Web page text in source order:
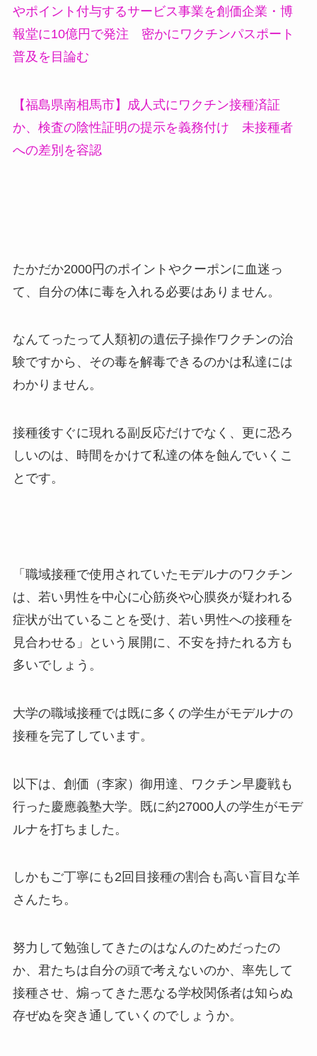
やポイント付与するサービス事業を創価企業・博
報堂に10億円で発注 密かにワクチンパスポート
普及を目論む
【福島県南相馬市】成人式にワクチン接種済証
か、検査の陰性証明の提示を義務付け 未接種者
への差別を容認
たかだか2000円のポイントやクーポンに血迷っ
て、自分の体に毒を入れる必要はありません。
なんてったって人類初の遺伝子操作ワクチンの治
験ですから、その毒を解毒できるのかは私達には
わかりません。
接種後すぐに現れる副反応だけでなく、更に恐ろ
しいのは、時間をかけて私達の体を蝕んでいくこ
とです。
「職域接種で使用されていたモデルナのワクチン
は、若い男性を中心に心筋炎や心膜炎が疑われる
症状が出ていることを受け、若い男性への接種を
見合わせる」という展開に、不安を持たれる方も
多いでしょう。
大学の職域接種では既に多くの学生がモデルナの
接種を完了しています。
以下は、創価（李家）御用達、ワクチン早慶戦も
行った慶應義塾大学。既に約27000人の学生がモデ
ルナを打ちました。
しかもご丁寧にも2回目接種の割合も高い盲目な羊
さんたち。
努力して勉強してきたのはなんのためだったの
か、君たちは自分の頭で考えないのか、率先して
接種させ、煽ってきた悪なる学校関係者は知らぬ
存ぜぬを突き通していくのでしょうか。